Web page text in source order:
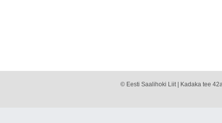
© Eesti Saalihoki Liit | Kadaka tee